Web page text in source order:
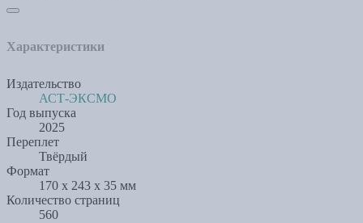
Характеристики
Издательство
АСТ-ЭКСМО
Год выпуска
2025
Переплет
Твёрдый
Формат
170 х 243 x 35 мм
Количество страниц
560